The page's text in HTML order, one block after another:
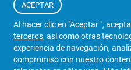
✓ Coches clásicos
✓ Recambios coches online
✓ Recambios online
✓ Piezas Desguace Madrid
ACEPTAR
Al hacer clic en "Aceptar ",
terceros, así como otras
experiencia de navegación,
compromiso con nuestro